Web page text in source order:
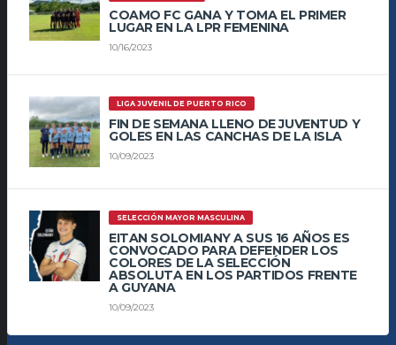
COAMO FC GANA Y TOMA EL PRIMER
LUGAR EN LA LPR FEMENINA
10/16/2023
LIGA JUVENIL DE PUERTO RICO
FIN DE SEMANA LLENO DE JUVENTUD Y
GOLES EN LAS CANCHAS DE LA ISLA
10/09/2023
SELECCIÓN MAYOR MASCULINA
EITAN SOLOMIANY A SUS 16 AÑOS ES
CONVOCADO PARA DEFENDER LOS
COLORES DE LA SELECCIÓN
ABSOLUTA EN LOS PARTIDOS FRENTE
A GUYANA
10/09/2023